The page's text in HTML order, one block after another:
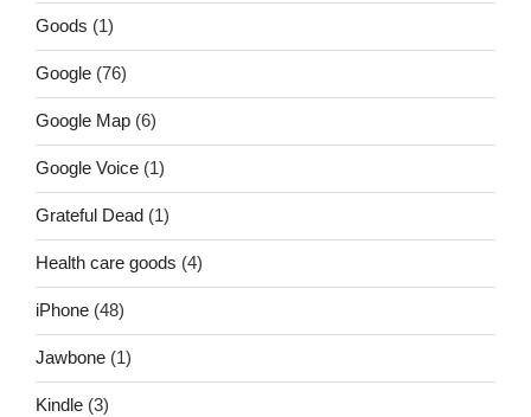
Goods (1)
Google (76)
Google Map (6)
Google Voice (1)
Grateful Dead (1)
Health care goods (4)
iPhone (48)
Jawbone (1)
Kindle (3)